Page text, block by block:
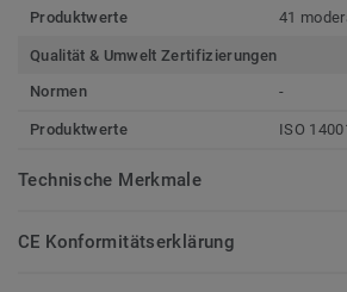
Produktwerte 41
Qualität & Umwelt Zertifizierungen
Normen
-
Produktwerte ISO
Technische Merkmale
CE Konformitätserklärung